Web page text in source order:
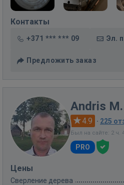
Контакты
+371 *** *** 09 Эл.
Предложить заказ
Andris M.
4.9 · 225
Был на сайте: 2 ч.
PRO
Цены
Сверление дерева